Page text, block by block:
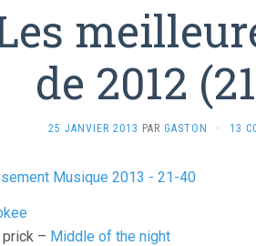
de 2012
25 JANVIER 2013 PAR GASTON · 13
– Middle of the night